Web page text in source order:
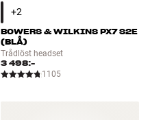
BOWERS & WILKINS PX7 S2E
(BLÅ)
Trådlöst headset
3 498:-
1105